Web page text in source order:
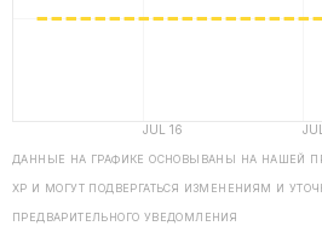
ДАННЫЕ НА ГРАФИКЕ ОСНОВЫВАНЫ НА НАШЕЙ
ХP И МОГУТ ПОДВЕРГАТЬСЯ ИЗМЕНЕНИЯМ И
ПРЕДВАРИТЕЛЬНОГО УВЕДОМЛЕНИЯ